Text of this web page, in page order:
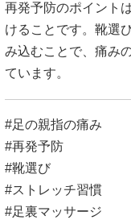
再発予防のポイント
けることです。靴選
み込むことで、痛み
ています。
#足の親指の痛み
#再発予防
#靴選び
#ストレッチ習慣
#足裏マッサージ